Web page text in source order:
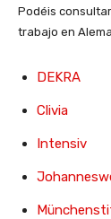
Podéis
trabajo en
DEKRA
Clivia
Intensiv